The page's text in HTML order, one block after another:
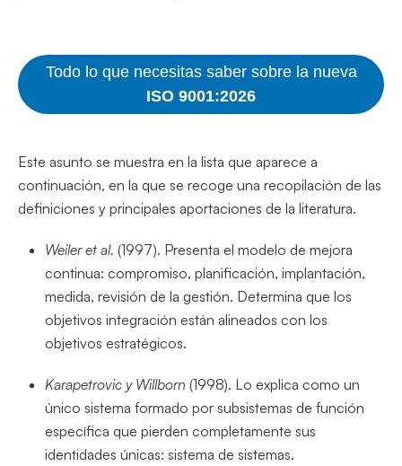
Todo lo que necesitas saber sobre la nueva
ISO 9001:2026
Este asunto se muestra en la lista que aparece a
continuación, en la que se recoge una recopilación de las
definiciones y principales aportaciones de la literatura.
Weiler et al. (1997). Presenta el modelo de mejora
continua: compromiso, planificación, implantación,
medida, revisión de la gestión. Determina que los
objetivos integración están alineados con los
objetivos estratégicos.
Karapetrovic y Willborn (1998). Lo explica como un
único sistema formado por subsistemas de función
específica que pierden completamente sus
identidades únicas: sistema de sistemas.